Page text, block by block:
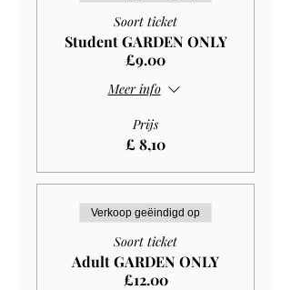
Soort ticket
Student GARDEN ONLY
£9.00
Meer info
Prijs
£ 8,10
Verkoop geëindigd op
Soort ticket
Adult GARDEN ONLY
£12.00